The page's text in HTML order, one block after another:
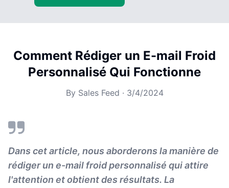
Comment Rédiger un E-mail Froid
Personnalisé Qui Fonctionne
By Sales Feed · 3/4/2024
Dans cet article, nous aborderons la manière de
rédiger un e-mail froid personnalisé qui attire
l'attention et obtient des résultats. La